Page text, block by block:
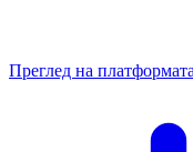
Преглед на платформата